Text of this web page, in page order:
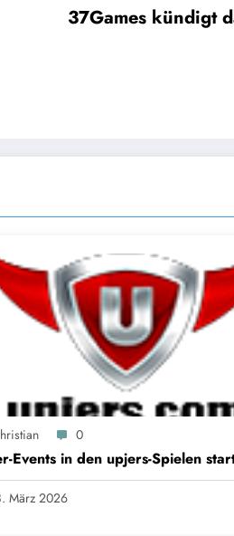
37Games kündigt
0
Events in den upjers-Spielen
März 2026